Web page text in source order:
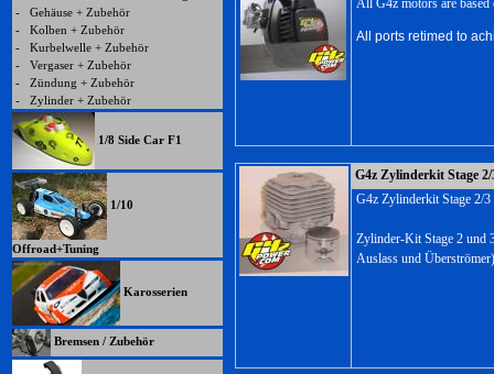
- Gehäuse + Zubehör
- Kolben + Zubehör
- Kurbelwelle + Zubehör
- Vergaser + Zubehör
- Zündung + Zubehör
- Zylinder + Zubehör
1/8 Side Car F1
1/10
Offroad+Tuning
Karosserien
Bremsen / Zubehör
All G4z motors are based
All ports retimed to
G4z Zylinderkit Stage 2/
G4z Zylinderkit Stage 2/
Zylinder-Kit Stage 2 und
Auslass und